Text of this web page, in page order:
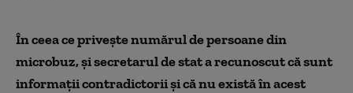
În ceea ce privește numărul de persoane din
microbuz, și secretarul de stat a recunoscut că sunt
informații contradictorii și că nu există în acest